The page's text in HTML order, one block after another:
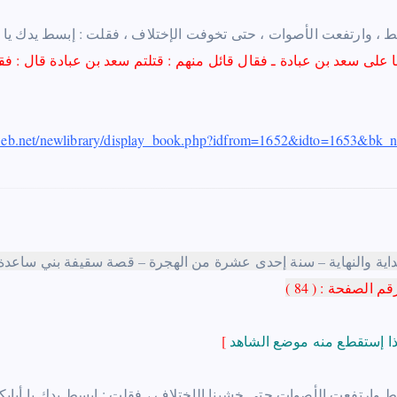
، وارتفعت الأصوات ، حتى تخوفت الإختلاف ، فقلت : إبسط يدك يا
على سعد بن عبادة ـ
newlibrary/
)
[